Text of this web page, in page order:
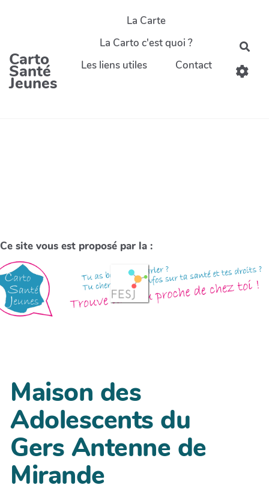
Carto
Santé
Jeunes
La Carte
La Carto c'est quoi ?
Les liens utiles
Contact
Ce site vous est proposé par la :
Maison des
Adolescents du
Gers Antenne de
Mirande